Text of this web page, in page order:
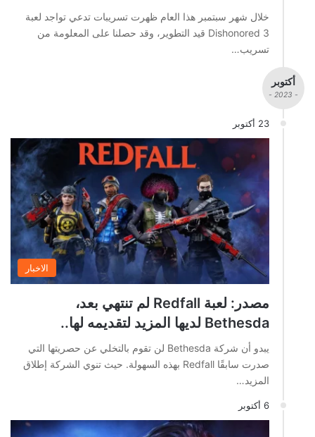
خلال شهر سبتمبر هذا العام ظهرت تسريبات تدعي تواجد لعبة
Dishonored 3 قيد التطوير، وقد حصلنا على المعلومة من
تسريب…
أكتوبر
- 2023 -
23 أكتوبر
الاخبار
مصدر: لعبة Redfall لم تنتهي بعد،
Bethesda لديها المزيد لتقديمه لها..
يبدو أن شركة Bethesda لن تقوم بالتخلي عن حصريتها التي
صدرت سابقًا Redfall بهذه السهولة. حيث تنوي الشركة إطلاق
المزيد…
6 أكتوبر